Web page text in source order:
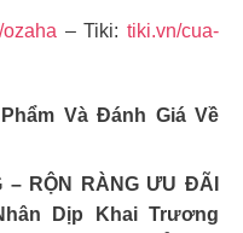
– Tiki:tiki.vn/cua-
Và Đánh Giá Về
– RỘN RÀNG ƯU ĐÃI
Dịp Khai Trương